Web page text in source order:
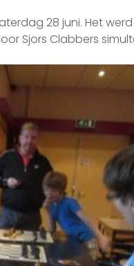
28 juni. Het
Sjors Clabbers